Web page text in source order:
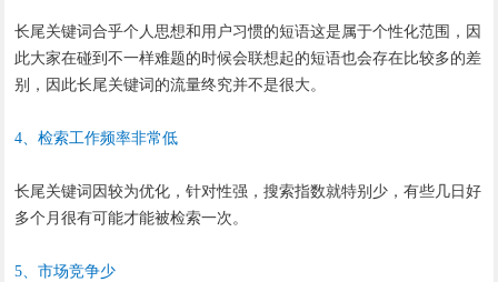
长尾关键词合乎个人思想和用户习惯的短语这是属于个性化范围，因
此大家在碰到不一样难题的时候会联想起的短语也会存在比较多的差
别，因此长尾关键词的流量终究并不是很大。
4、检索工作频率非常低
长尾关键词因较为优化，针对性强，搜索指数就特别少，有些几日好
多个月很有可能才能被检索一次。
5、市场竞争少